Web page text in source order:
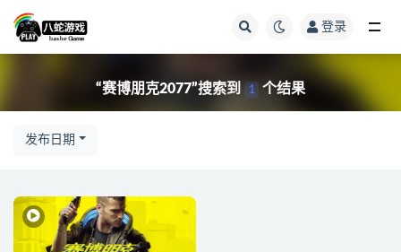
登录
“赛博朋克2077”搜索到 1 个结果
发布日期